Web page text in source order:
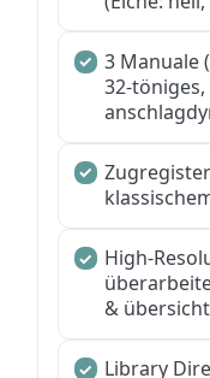
3 Manuale
32-
High-
&
Library